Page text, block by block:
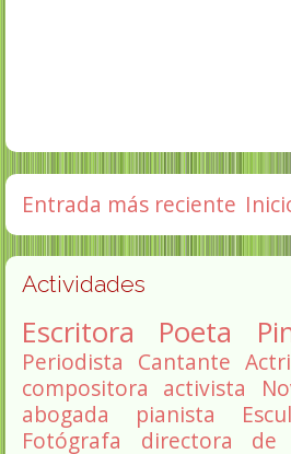
Entrada más reciente
Actividades
Escritora Poeta
Periodista Cantante
compositora activista
abogada
pianista
Fotógrafa
directora de